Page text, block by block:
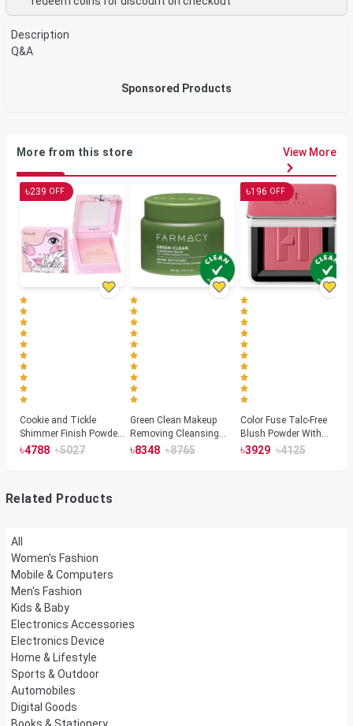
Description
Q&A
Sponsored Products
More from this store View More
৳239 OFF
Cookie and Tickle
Shimmer Finish Powder
Highlighters
৳4788 ৳5027
Green Clean Makeup
Removing Cleansing
Balm
৳8348 ৳8765
৳196 OFF
Color Fuse Talc-Free
Blush Powder With
Fermented Arnica
৳3929 ৳4125
Related Products
All
Women's Fashion
Mobile & Computers
Men's Fashion
Kids & Baby
Electronics Accessories
Electronics Device
Home & Lifestyle
Sports & Outdoor
Automobiles
Digital Goods